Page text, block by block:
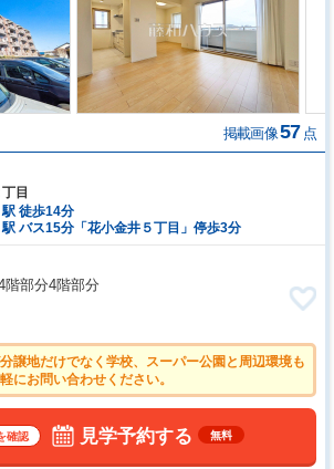
掲載画像57 点
目
徒歩14分
バス15分「花小金井５丁目」停歩3分
階部分4階部分
譲地だけでなく学校、スーパー公園と周辺環境も
にお問い合わせください。
確認 見学予約する 無料